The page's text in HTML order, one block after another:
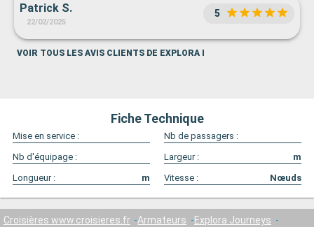
Patrick S.
22/02/2025
5
VOIR TOUS LES AVIS CLIENTS DE EXPLORA I
Fiche Technique
Mise en service :
Nb de passagers :
Nb d'équipage :
Largeur :
m
Longueur :
m Vitesse : Nœuds
Croisières www.croisieres.fr Armateurs
Explora Journeys